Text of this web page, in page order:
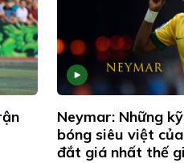
Neymar: Những
bóng siêu việt
đắt giá nhất thế